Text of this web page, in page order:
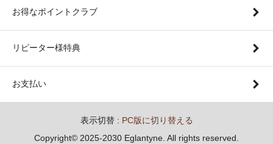
お得なポイントクラブ
リピーター様特典
お支払い
表示切替 : PC版に切り替える
Copyright© 2025-2030 Eglantyne. All rights reserved.